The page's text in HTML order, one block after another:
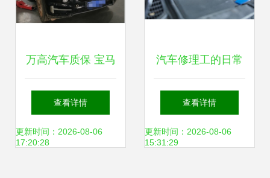
万高汽车质保 宝马
X5偏心轴故障真相
与维修费用解析
查看详情
更新时间：2026-08-06
17:20:28
汽车修理工的日常
如何精准检查发动
机健康
查看详情
更新时间：2026-08-06
15:31:29